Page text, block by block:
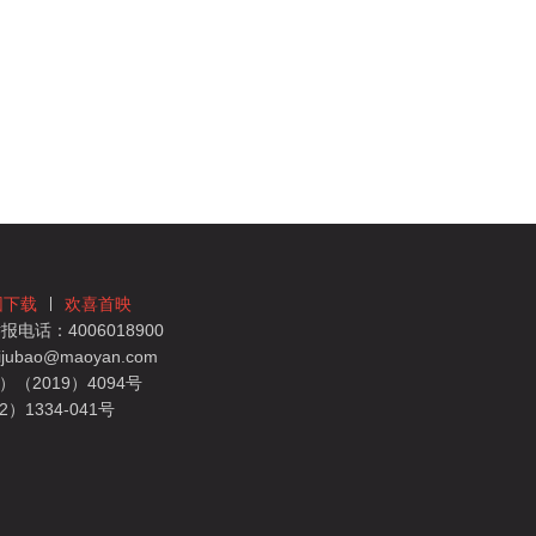
下载
欢喜首映
电话：4006018900
（2019）4094号
）1334-041号